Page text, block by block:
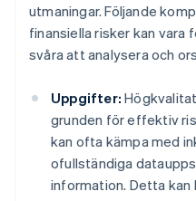
utmaningar. Följande
finansiella risker kan vara
svåra att analysera och
Uppgifter:
grunden för effektiv
kan ofta kämpa med
ofullständiga
information. Detta